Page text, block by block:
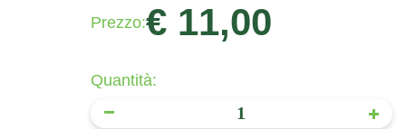
Prezzo:€ 11,00
Quantità: